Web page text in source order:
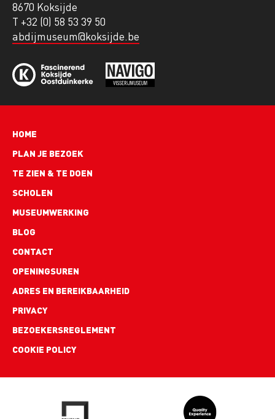
8670 Koksijde
T +32 (0) 58 53 39 50
abdijmuseum@koksijde.be
Hoofdnavigatie
HOME
PLAN JE BEZOEK
TE ZIEN & TE DOEN
SCHOLEN
MUSEUMWERKING
BLOG
Footer
links
CONTACT
OPENINGSUREN
ADRES EN BEREIKBAARHEID
PRIVACY
BEZOEKERSREGLEMENT
COOKIE POLICY